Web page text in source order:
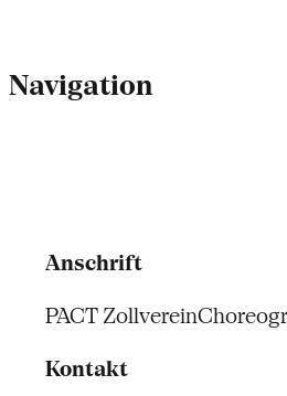
Navigation
Anschrift
PACT Zollverein
Kontakt